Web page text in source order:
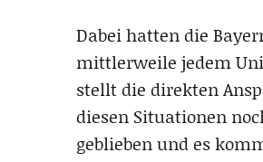
Dabei hatten die
mittlerweile jedem
stellt die direkten
diesen Situationen
geblieben und es